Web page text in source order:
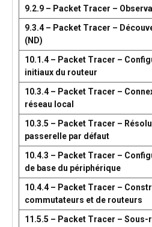
9.2.9 – Packet Tracer –
9.3.4 – Packet Tracer –
(ND)
10.1.4 – Packet Tracer –
initiaux du routeur
10.3.4 – Packet Tracer –
réseau local
10.3.5 – Packet Tracer –
passerelle par défaut
10.4.3 – Packet Tracer –
de base du périphérique
10.4.4 – Packet Tracer –
commutateurs et de routeurs
11.5.5 – Packet Tracer – Sous-